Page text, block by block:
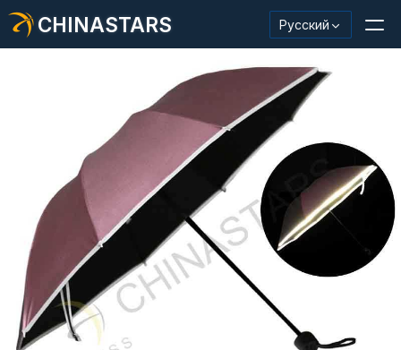
CHINASTARS Русский
Светоотражающий материал/лента
Модная светоотражающая ткань
Защитная одежда
Светящийся в темноте материал
Промышленная отделка для мытья
О КИНАССТАРС